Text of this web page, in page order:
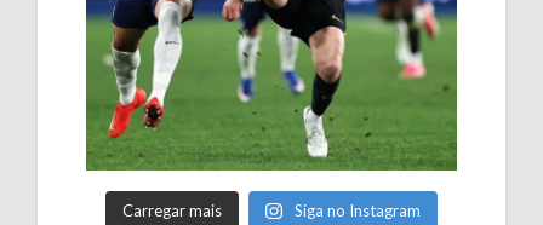
Carregar mais Siga no Instagram